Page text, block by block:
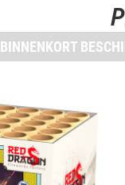
BINNENKORT